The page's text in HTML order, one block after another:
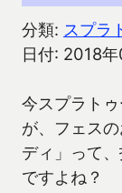
分類: スプラ
日付: 2018
今スプラト
が、フェス
ディ」って
ですよね？